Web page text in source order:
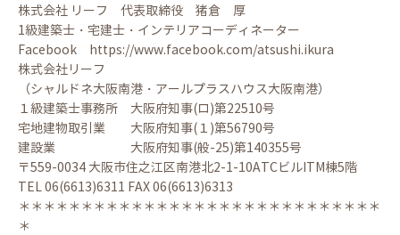
株式会社 リーフ 代表取締役 猪倉 厚
1級建築士・宅建士・インテリアコーディネーター
Facebook https://www.facebook.com/atsushi.ikura
株式会社リーフ
（シャルドネ大阪南港・アールプラスハウス大阪南港）
１級建築士事務所 大阪府知事(ロ)第22510号
宅地建物取引業 大阪府知事(１)第56790号
建設業 大阪府知事(般-25)第140355号
〒559-0034 大阪市住之江区南港北2-1-10ATCビルITM棟5階
TEL 06(6613)6311 FAX 06(6613)6313
＊＊＊＊＊＊＊＊＊＊＊＊＊＊＊＊＊＊＊＊＊＊＊＊＊＊＊＊＊
＊